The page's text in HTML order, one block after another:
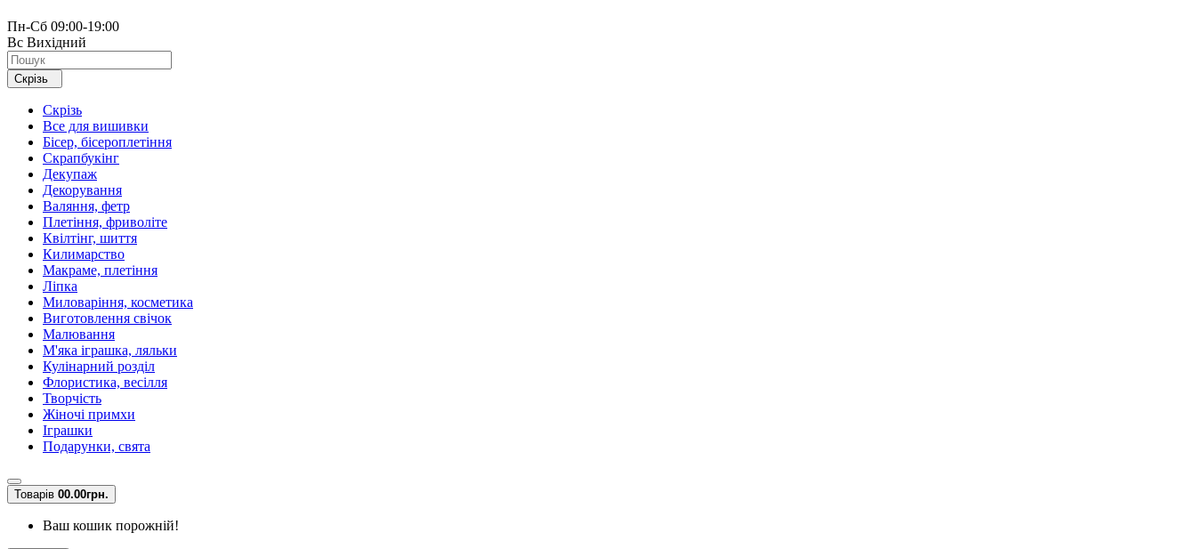
Пн-Сб 09:00-19:00
Вс Вихідний
Скрізь
Скрізь
Все для вишивки
Бісер, бісероплетіння
Скрапбукінг
Декупаж
Декорування
Валяння, фетр
Плетіння, фриволіте
Квілтінг, шиття
Килимарство
Макраме, плетіння
Ліпка
Миловаріння, косметика
Виготовлення свічок
Малювання
М'яка іграшка, ляльки
Кулінарний розділ
Флористика, весілля
Творчість
Жіночі примхи
Іграшки
Подарунки, свята
Товарів 00.00грн.
Ваш кошик порожній!